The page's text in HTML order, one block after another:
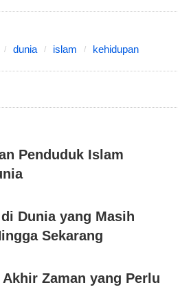
dunia islam kehidupan
Penduduk Islam
Dunia yang Masih
Sekarang
Zaman yang Perlu